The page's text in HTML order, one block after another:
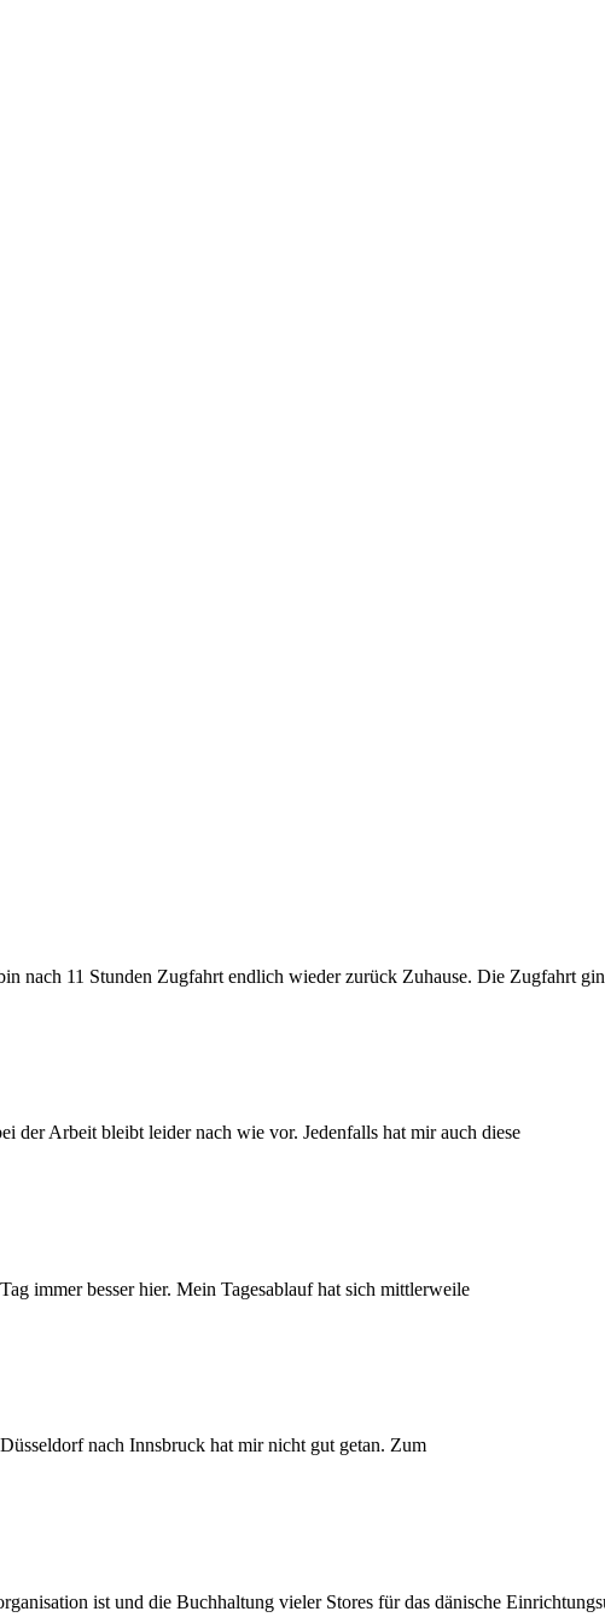
nach 11 Stunden Zugfahrt endlich wieder zurück Zuhause. Die Zugfahrt
der Arbeit bleibt leider nach wie vor. Jedenfalls hat mir auch diese
immer besser hier. Mein Tagesablauf hat sich mittlerweile
nach Innsbruck hat mir nicht gut getan. Zum
ist und die Buchhaltung vieler Stores für das dänische